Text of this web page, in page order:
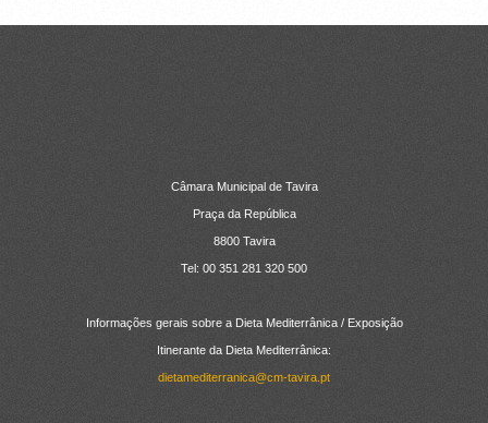
Câmara Municipal de Tavira
Praça da República
8800 Tavira
Tel: 00 351 281 320 500
Informações gerais sobre a Dieta Mediterrânica / Exposição
Itinerante da Dieta Mediterrânica:
dietamediterranica@cm-tavira.pt